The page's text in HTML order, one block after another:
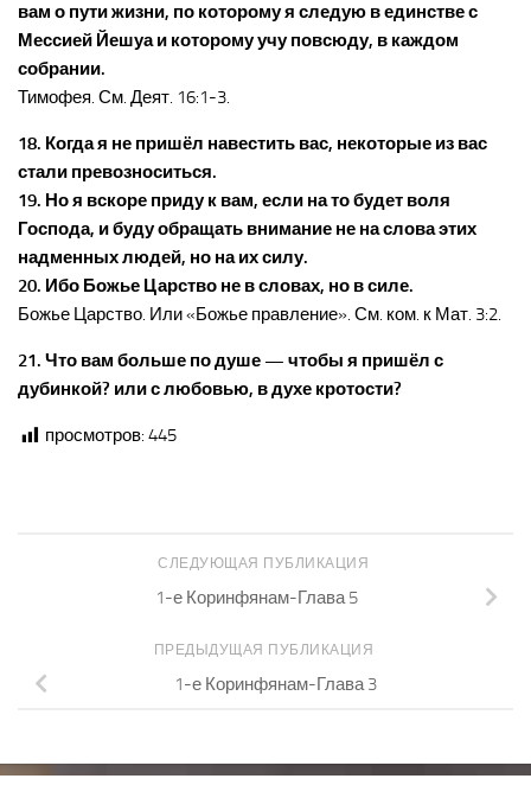
вам о пути жизни, по которому я следую в единстве с
Мессией Йешуа и которому учу повсюду, в каждом
собрании.
Тимофея. См. Деят. 16:1-3.
18. Когда я не пришёл навестить вас, некоторые из вас
стали превозноситься.
19. Но я вскоре приду к вам, если на то будет воля
Господа, и буду обращать внимание не на слова этих
надменных людей, но на их силу.
20. Ибо Божье Царство не в словах, но в силе.
Божье Царство. Или «Божье правление». См. ком. к Мат. 3:2.
21. Что вам больше по душе — чтобы я пришёл с
дубинкой? или с любовью, в духе кротости?
просмотров: 445
СЛЕДУЮЩАЯ ПУБЛИКАЦИЯ
1-е Коринфянам-Глава 5
ПРЕДЫДУЩАЯ ПУБЛИКАЦИЯ
1-е Коринфянам-Глава 3